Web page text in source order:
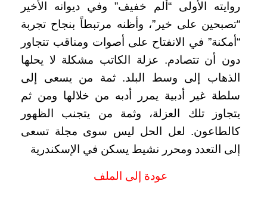
روايته الأولى “ألم خفيف” وفي ديوانه الأخير
“تصبحين على خير”، وأظنه مرتبطاً بنجاح تجربة
“أمكنة” في الانفتاح على أصوات ومناقب تتجاور
دون أن تتصادم. عزلة الكاتب مشكلة لا يحلها
الذهاب إلى وسط البلد. ثمة من يسعى إلى
سلطة غير أدبية يمرر أدبه من خلالها ومن ثم
يتجاوز تلك العزلة، وثمة من يتجنب الظهور
كالطاعون. لعل الحل ليس سوى مجلة تسعى
إلى التعدد ومحرر نشيط يسكن في الإسكندرية
عودة إلى الملف